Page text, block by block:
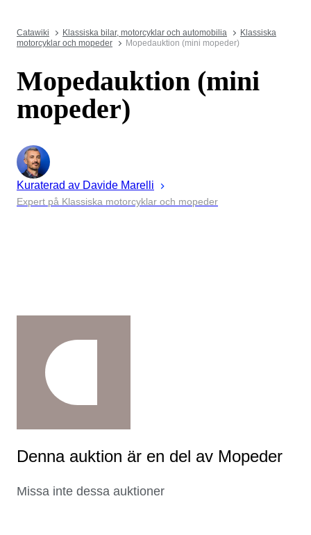
Catawiki Klassiska bilar, motorcyklar och automobilia
Klassiska
motorcyklar och mopeder
Mopedauktion (mini mopeder)
Mopedauktion (mini
mopeder)
Kuraterad av Davide Marelli
Expert på Klassiska motorcyklar och mopeder
Denna auktion är en del av Mopeder
Missa inte dessa auktioner